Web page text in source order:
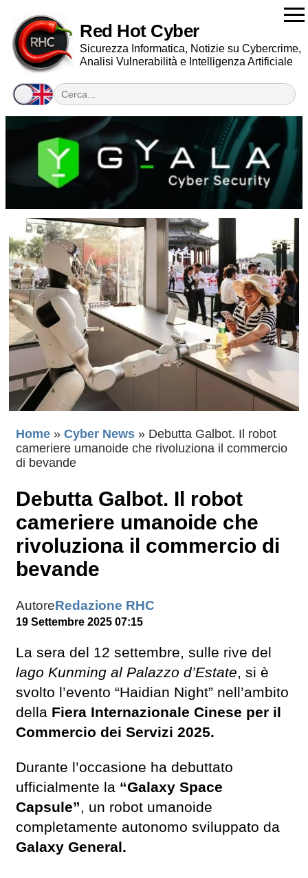
Red Hot Cyber
Sicurezza Informatica, Notizie su Cybercrime,
Analisi Vulnerabilità e Intelligenza Artificiale
Home » Cyber News » Debutta Galbot. Il robot
cameriere umanoide che rivoluziona il commercio
di bevande
Debutta Galbot. Il robot
cameriere umanoide che
rivoluziona il commercio di
bevande
AutoreRedazione RHC
19 Settembre 2025 07:15
La sera del 12 settembre, sulle rive del
lago Kunming al Palazzo d’Estate, si è
svolto l’evento “Haidian Night” nell’ambito
della Fiera Internazionale Cinese per il
Commercio dei Servizi 2025.
Durante l’occasione ha debuttato
ufficialmente la “Galaxy Space
Capsule”, un robot umanoide
completamente autonomo sviluppato da
Galaxy General.